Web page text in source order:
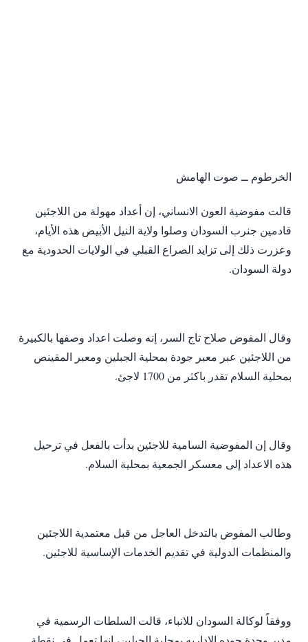
الخرطوم ــ صوت الهامش
قالت مفوضية العون الانساني، إن أعداد مهولة من اللاجئين
قادمين جنرب السودان وصلوا ولاية النيل الأبيض هذه الأيام،
وعزرت ذلك إلى تزايد الصراع القبلي في الولايات الحدودية مع
دولة السودان.
وقال المفوض صلاح تاج السر، إنه وصلت اعداد وصفها بالكبيرة
من اللاجئين عبر معبر جودة بمحلية الجبلين ومعبر المقينص
بمحلية السلام تقدر باكثر من 1700 لاجئ.
وقال إن المفوضية السامية للاجئين بدأت بالفعل في ترحيل
هذه الاعداد إلى معسكر الجمعية بمحلية السلام.
وطالب المفوض بالتدخل العاجل من قبل معتمدية اللاجئين
والمنظمات الدولية في تقديم الخدمات الإساسية للاجئين.
ووفقاً لوكالة السودان للانباء، قالت السلطات الرسمية في